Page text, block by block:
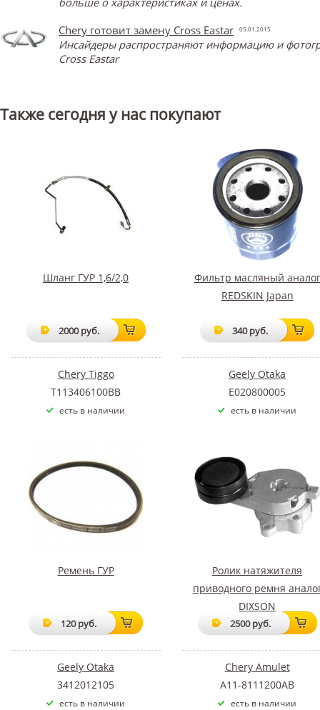
Chery готовит замену Cross Eastar
05.01.2015
Инсайдеры распространяют информацию и
Cross Eastar
Также сегодня у нас покупают
Шланг ГУР 1,6/2,0
2000 руб.
Chery Tiggo
T113406100BB
есть в наличии
Фильтр масляный аналог
REDSKIN Japan
340 руб.
Geely Otaka
E020800005
есть в наличии
Ремень ГУР
120 руб.
Geely Otaka
3412012105
есть в наличии
Ролик натяжителя
приводного ремня
DIXSON
2500 руб.
Chery Amulet
A11-8111200AB
есть в наличии